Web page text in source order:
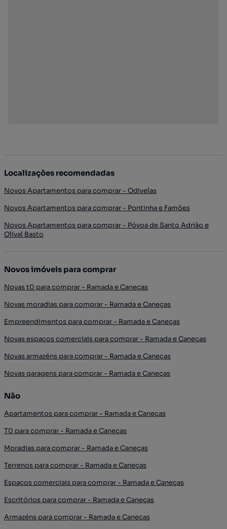
Localizações recomendadas
Novos Apartamentos para comprar - Odivelas
Novos Apartamentos para comprar - Pontinha e Famões
Novos Apartamentos para comprar - Póvoa de Santo Adrião e
Olival Basto
Novos imóveis para comprar
Novas t0 para comprar - Ramada e Caneças
Novas moradias para comprar - Ramada e Caneças
Empreendimentos para comprar - Ramada e Caneças
Novas espaços comerciais para comprar - Ramada e Caneças
Novas armazéns para comprar - Ramada e Caneças
Novas garagens para comprar - Ramada e Caneças
Não
Apartamentos para comprar - Ramada e Caneças
T0 para comprar - Ramada e Caneças
Moradias para comprar - Ramada e Caneças
Terrenos para comprar - Ramada e Caneças
Espaços comerciais para comprar - Ramada e Caneças
Escritórios para comprar - Ramada e Caneças
Armazéns para comprar - Ramada e Caneças